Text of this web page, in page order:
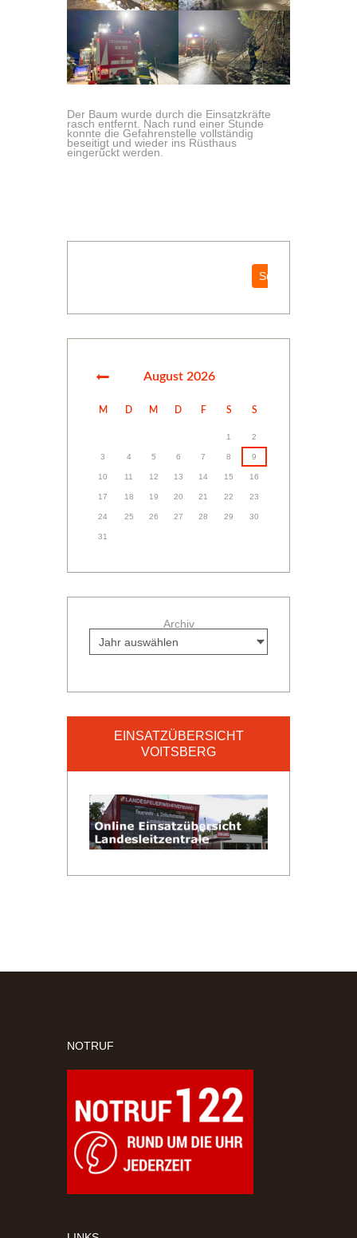
Der Baum wurde durch die Einsatzkräfte
rasch entfernt. Nach rund einer Stunde
konnte die Gefahrenstelle vollständig
beseitigt und wieder ins Rüsthaus
eingerückt werden.
Suchen
August 2026
M D M D F S S
1 2
3 4 5 6 7 8 9
10 11 12 13 14 15 16
17 18 19 20 21 22 23
24 25 26 27 28 29 30
31
Archiv
EINSATZÜBERSICHT
VOITSBERG
NOTRUF